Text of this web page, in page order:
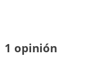
1 opinión